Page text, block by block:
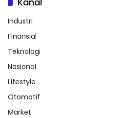
Industri
Finansial
Teknologi
Nasional
Lifestyle
Otomotif
Market